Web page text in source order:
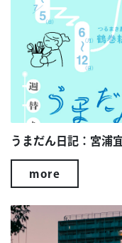
うまだん日記：宮浦
more